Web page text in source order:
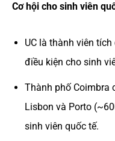
Cơ hội cho sinh viên
UC là thành viên tích
điều kiện cho sinh
Thành phố Coimbra
Lisbon và Porto
sinh viên quốc tế.